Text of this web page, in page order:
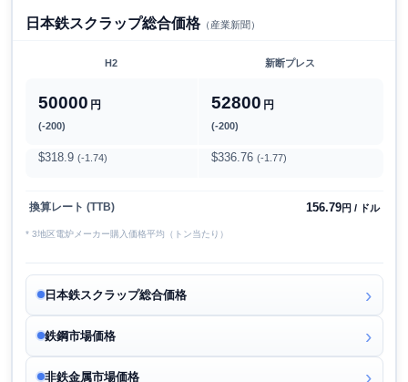
日本鉄スクラップ総合価格（産業新聞）
H2 新断プレス
50000 円
(-200)
52800 円
(-200)
$318.9 (-1.74) $336.76 (-1.77)
換算レート (TTB) 156.79円 / ドル
* 3地区電炉メーカー購入価格平均（トン当たり）
日本鉄スクラップ総合価格
鉄鋼市場価格
非鉄金属市場価格